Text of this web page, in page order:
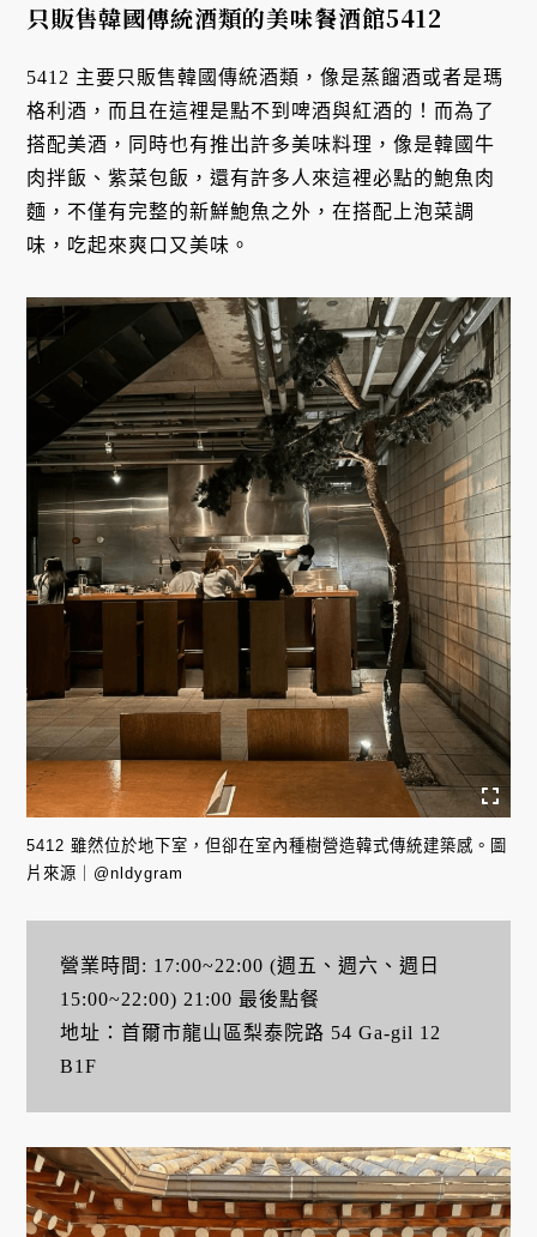
只販售韓國傳統酒類的美味餐酒館5412
5412 主要只販售韓國傳統酒類，像是蒸餾酒或者是瑪
格利酒，而且在這裡是點不到啤酒與紅酒的！而為了
搭配美酒，同時也有推出許多美味料理，像是韓國牛
肉拌飯、紫菜包飯，還有許多人來這裡必點的鮑魚肉
麵，不僅有完整的新鮮鮑魚之外，在搭配上泡菜調
味，吃起來爽口又美味。
5412 雖然位於地下室，但卻在室內種樹營造韓式傳統建築感。圖
片來源｜@nldygram
營業時間: 17:00~22:00 (週五、週六、週日
15:00~22:00) 21:00 最後點餐
地址：首爾市龍山區梨泰院路 54 Ga-gil 12
B1F